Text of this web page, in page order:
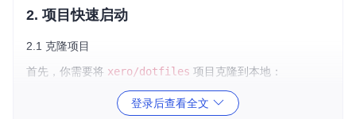
2. 项目快速启动
2.1 克隆项目
首先，你需要将 xero/dotfiles 项目克隆到本地：
登录后查看全文